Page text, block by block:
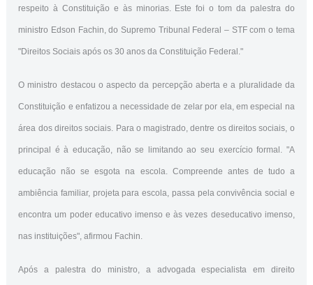
respeito à Constituição e às minorias. Este foi o tom da palestra do
ministro Edson Fachin, do Supremo Tribunal Federal – STF com o tema
"Direitos Sociais após os 30 anos da Constituição Federal."
O ministro destacou o aspecto da percepção aberta e a pluralidade da
Constituição e enfatizou a necessidade de zelar por ela, em especial na
área dos direitos sociais. Para o magistrado, dentre os direitos sociais, o
principal é à educação, não se limitando ao seu exercício formal. "A
educação não se esgota na escola. Compreende antes de tudo a
ambiência familiar, projeta para escola, passa pela convivência social e
encontra um poder educativo imenso e às vezes deseducativo imenso,
nas instituições", afirmou Fachin.
Após a palestra do ministro, a advogada especialista em direito